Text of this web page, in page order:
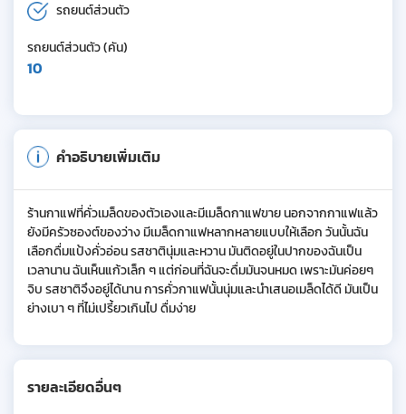
รถยนต์ส่วนตัว
รถยนต์ส่วนตัว (คัน)
10
คำอธิบายเพิ่มเติม
ร้านกาแฟที่คั่วเมล็ดของตัวเองและมีเมล็ดกาแฟขาย นอกจากกาแฟแล้ว
ยังมีครัวซองต์ของว่าง มีเมล็ดกาแฟหลากหลายแบบให้เลือก วันนั้นฉัน
เลือกดื่มแป้งคั่วอ่อน รสชาตินุ่มและหวาน มันติดอยู่ในปากของฉันเป็น
เวลานาน ฉันเห็นแก้วเล็ก ๆ แต่ก่อนที่ฉันจะดื่มมันจนหมด เพราะมันค่อยๆ
จิบ รสชาติจึงอยู่ได้นาน การคั่วกาแฟนั้นนุ่มและนําเสนอเมล็ดได้ดี มันเป็น
ย่างเบา ๆ ที่ไม่เปรี้ยวเกินไป ดื่มง่าย
รายละเอียดอื่นๆ